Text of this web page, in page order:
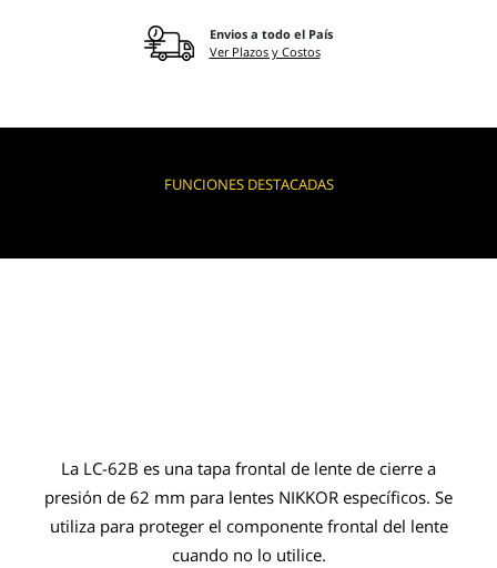
Envios a todo el País
Ver Plazos y Costos
FUNCIONES DESTACADAS
La LC-62B es una tapa frontal de lente de cierre a
presión de 62 mm para lentes NIKKOR específicos. Se
utiliza para proteger el componente frontal del lente
cuando no lo utilice.